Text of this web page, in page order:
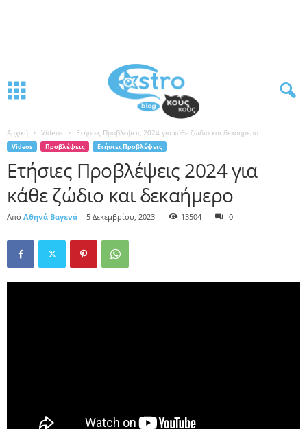
Αρχική Videos Ετήσιες Προβλέψεις 2024 για κάθε ζώδιο και δεκαήμερο
Videos Προβλέψεις Ετήσιες Προβλέψεις
Ετήσιες Προβλέψεις 2024 για
κάθε ζώδιο και δεκαήμερο
Από Αθηνά Βαγενά - 5 Δεκεμβρίου, 2023 13504 0